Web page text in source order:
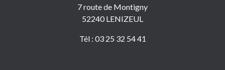
7 route de Montigny
52240 LENIZEUL
Tél : 03 25 32 54 41